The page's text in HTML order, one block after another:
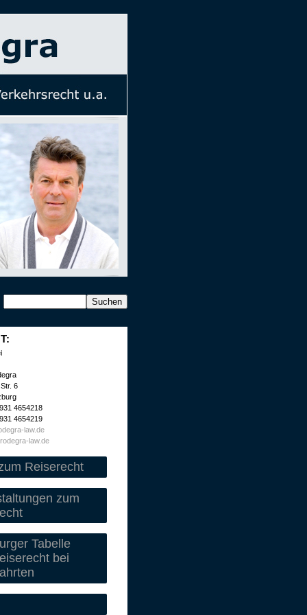
6
4654218
4654219
law.de
law.de
Reiserecht
zum
Tabelle
bei